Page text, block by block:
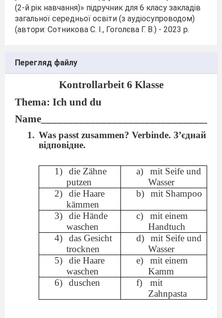
(2-й рік навчання)» підручник для 6 класу закладів
загальної середньої освіти (з аудіосупроводом)
(автори: Сотникова С. І., Гоголєва Г. В.) - 2023 р.
Перегляд файлу
Kontrollarbeit 6 Klasse
Thema: Ich und du
Was passt zusammen? Verbinde. З’єднай
відповідне.
die Zähne
putzen
mit Seife und
Wasser
die Haare
kämmen
mit Shampoo
die Hände
waschen
mit einem
Handtuch
das Gesicht
trocknen
mit Seife und
Wasser
die Haare
waschen
mit einem
Kamm
duschen
mit
Zahnpasta